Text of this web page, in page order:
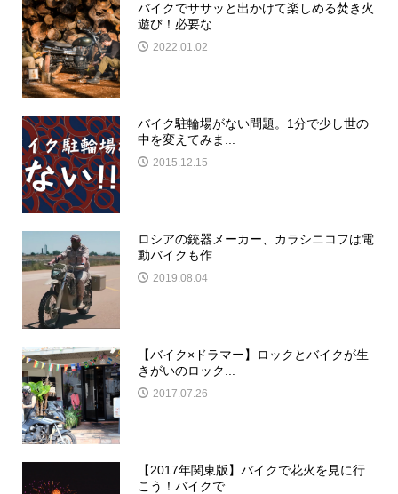
バイクでササッと出かけて楽しめる焚き火
遊び！必要な...
2022.01.02
バイク駐輪場がない問題。1分で少し世の
中を変えてみま...
2015.12.15
ロシアの銃器メーカー、カラシニコフは電
動バイクも作...
2019.08.04
【バイク×ドラマー】ロックとバイクが生
きがいのロック...
2017.07.26
【2017年関東版】バイクで花火を見に行
こう！バイクで...